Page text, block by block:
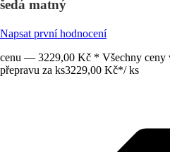
šedá matný
Napsat první hodnocení
cenu — 3229,00 Kč * Všechny ceny
přepravu za ks3229,00 Kč*/ ks